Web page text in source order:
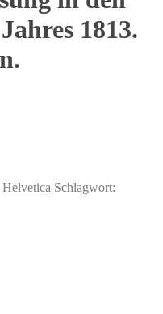
1813.
Helvetica Schlagwort: